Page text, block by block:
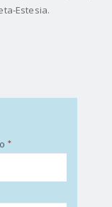
Estesia.
*